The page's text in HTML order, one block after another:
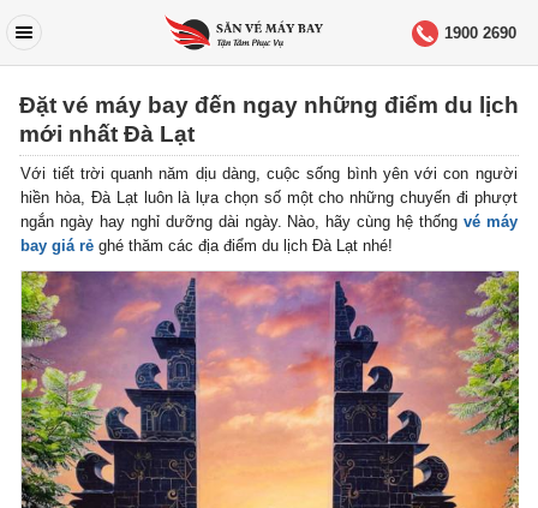
1900 2690
Đặt vé máy bay đến ngay những điểm du lịch
mới nhất Đà Lạt
Với tiết trời quanh năm dịu dàng, cuộc sống bình yên với con người
hiền hòa, Đà Lạt luôn là lựa chọn số một cho những chuyến đi phượt
ngắn ngày hay nghỉ dưỡng dài ngày. Nào, hãy cùng hệ thống vé máy
bay giá rẻ ghé thăm các địa điểm du lịch Đà Lạt nhé!